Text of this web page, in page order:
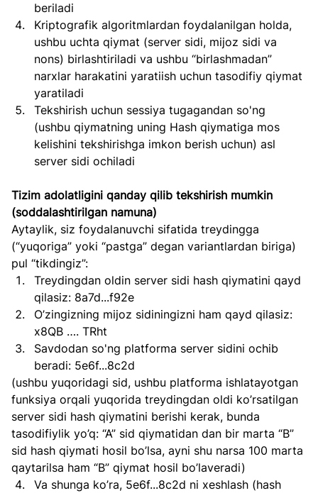
beriladi
Kriptografik algoritmlardan foydalanilgan holda,
ushbu uchta qiymat (server sidi, mijoz sidi va
nons) birlashtiriladi va ushbu “birlashmadan”
narxlar harakatini yaratiish uchun tasodifiy qiymat
yaratiladi
Tekshirish uchun sessiya tugagandan so'ng
(ushbu qiymatning uning Hash qiymatiga mos
kelishini tekshirishga imkon berish uchun) asl
server sidi ochiladi
Tizim adolatligini qanday qilib tekshirish mumkin
(soddalashtirilgan namuna)
Aytaylik, siz foydalanuvchi sifatida treydingga
(“yuqoriga” yoki “pastga” degan variantlardan biriga)
pul “tikdingiz”:
Treydingdan oldin server sidi hash qiymatini qayd
qilasiz: 8a7d...f92e
O’zingizning mijoz sidiningizni ham qayd qilasiz:
x8QB …. TRht
Savdodan so'ng platforma server sidini ochib
beradi: 5e6f...8c2d
(ushbu yuqoridagi sid, ushbu platforma ishlatayotgan
funksiya orqali yuqorida treydingdan oldi ko’rsatilgan
server sidi hash qiymatini berishi kerak, bunda
tasodifiylik yo’q: “A” sid qiymatidan dan bir marta “B”
sid hash qiymati hosil bo’lsa, ayni shu narsa 100 marta
qaytarilsa ham “B” qiymat hosil bo’laveradi)
Va shunga ko’ra, 5e6f...8c2d ni xeshlash (hash